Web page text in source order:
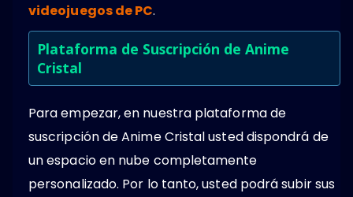
videojuegos de PC.
Plataforma de Suscripción de Anime
Cristal
Para empezar, en nuestra plataforma de
suscripción de Anime Cristal usted dispondrá de
un espacio en nube completamente
personalizado. Por lo tanto, usted podrá subir sus